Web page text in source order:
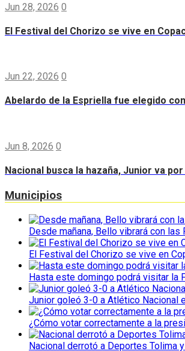
Jun 28, 2026 0
El Festival del Chorizo se vive en
Jun 22, 2026 0
Abelardo de la Espriella fue elegido
Jun 8, 2026 0
Nacional busca la hazaña, Junior va
Municipios
Desde mañana, Bello vibrará con
El Festival del Chorizo se vive en
Hasta este domingo podrá visitar la
Junior goleó 3-0 a Atlético Nacional
¿Cómo votar correctamente a la
Nacional derrotó a Deportes Tolima